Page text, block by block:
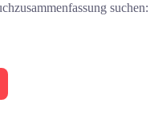
suchen: